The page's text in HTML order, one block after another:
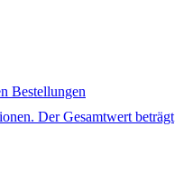
Bestellungen
Der Gesamtwert beträgt